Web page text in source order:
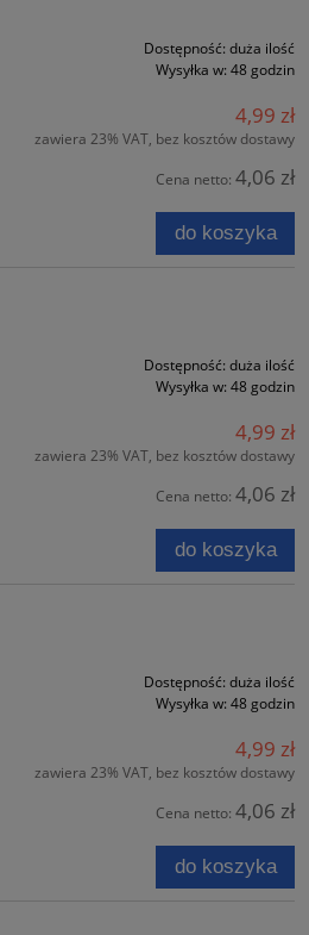
Dostępność: duża ilość
Wysyłka w: 48 godzin
4,99 zł
zawiera 23% VAT, bez kosztów dostawy
Cena netto: 4,06 zł
do koszyka
Dostępność: duża ilość
Wysyłka w: 48 godzin
4,99 zł
zawiera 23% VAT, bez kosztów dostawy
Cena netto: 4,06 zł
do koszyka
Dostępność: duża ilość
Wysyłka w: 48 godzin
4,99 zł
zawiera 23% VAT, bez kosztów dostawy
Cena netto: 4,06 zł
do koszyka